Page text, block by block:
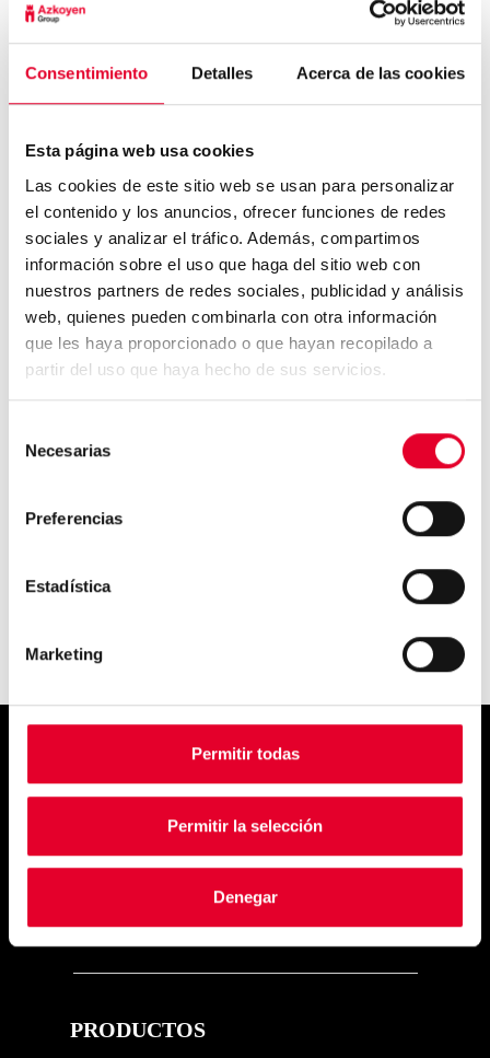
Consentimiento Detalles Acerca de las cookies
Esta página web usa cookies
Las cookies de este sitio web se usan para personalizar
el contenido y los anuncios, ofrecer funciones de redes
sociales y analizar el tráfico. Además, compartimos
información sobre el uso que haga del sitio web con
nuestros partners de redes sociales, publicidad y análisis
web, quienes pueden combinarla con otra información
que les haya proporcionado o que hayan recopilado a
partir del uso que haya hecho de sus servicios.
Necesarias
Preferencias
Estadística
Marketing
Permitir todas
Permitir la selección
Denegar
Del mismo modo, los antioxidantes y la
capacidad
de influir en la serotonina y la dopaminahacen
del café un gran aliado de las personas que tienen
bebida que sólo con su olor es capaz de cambiar el
Los hábitos de alimentación
vending...
Simply
exquisite
PRODUCTOS